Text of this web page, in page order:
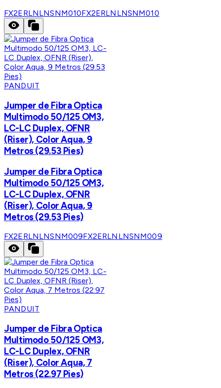
FX2ERLNLNSNM010FX2ERLNLNSNM010
PANDUIT
Jumper de Fibra Optica
Multimodo 50/125 OM3,
LC-LC Duplex, OFNR
(Riser), Color Aqua, 9
Metros (29.53 Pies)
Jumper de Fibra Optica
Multimodo 50/125 OM3,
LC-LC Duplex, OFNR
(Riser), Color Aqua, 9
Metros (29.53 Pies)
FX2ERLNLNSNM009FX2ERLNLNSNM009
PANDUIT
Jumper de Fibra Optica
Multimodo 50/125 OM3,
LC-LC Duplex, OFNR
(Riser), Color Aqua, 7
Metros (22.97 Pies)